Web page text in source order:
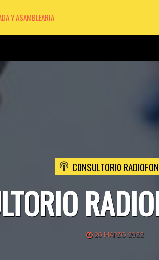
Y ASAMBLEARIA
CONSULTORIO
20 MARZO 2022